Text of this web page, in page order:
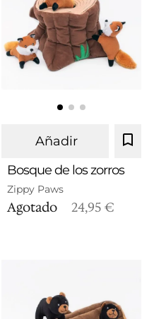
Añadir
Bosque de los zorros
Zippy Paws
Agotado 24,95 €